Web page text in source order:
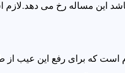
این مساله رخ می
است که برای رفع این عیب